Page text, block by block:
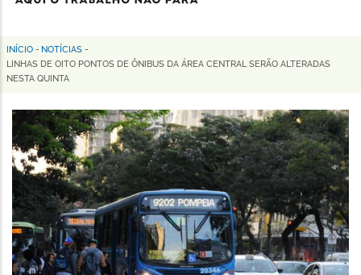
Horizonte
Trilha
de
navegação
INÍCIO - NOTÍCIAS -
LINHAS DE OITO PONTOS DE ÔNIBUS DA ÁREA CENTRAL SERÃO ALTERADAS
NESTA QUINTA